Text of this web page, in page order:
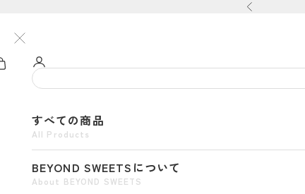
前へ
すべての商品
All Products
BEYOND SWEETSについて
About BEYOND SWEETS